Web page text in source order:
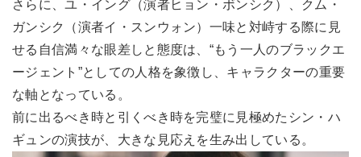
さらに、ユ・イング（演者ヒョン・ボンシク）、クム・
ガンシク（演者イ・スンウォン）一味と対峙する際に見
せる自信満々な眼差しと態度は、“もう一人のブラックエ
ージェント”としての人格を象徴し、キャラクターの重要
な軸となっている。
前に出るべき時と引くべき時を完璧に見極めたシン・ハ
ギュンの演技が、大きな見応えを生み出している。